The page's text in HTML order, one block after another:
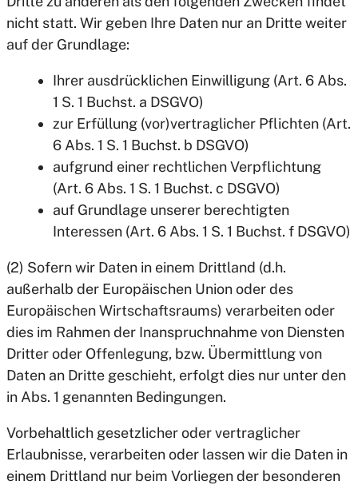
nicht statt. Wir geben Ihre Daten nur an Dritte weiter
auf der Grundlage:
Ihrer ausdrücklichen Einwilligung (Art. 6 Abs.
1 S. 1 Buchst. a DSGVO)
zur Erfüllung (vor)vertraglicher Pflichten (Art.
6 Abs. 1 S. 1 Buchst. b DSGVO)
aufgrund einer rechtlichen Verpflichtung
(Art. 6 Abs. 1 S. 1 Buchst. c DSGVO)
auf Grundlage unserer berechtigten
Interessen (Art. 6 Abs. 1 S. 1 Buchst. f DSGVO)
(2) Sofern wir Daten in einem Drittland (d.h.
außerhalb der Europäischen Union oder des
Europäischen Wirtschaftsraums) verarbeiten oder
dies im Rahmen der Inanspruchnahme von Diensten
Dritter oder Offenlegung, bzw. Übermittlung von
Daten an Dritte geschieht, erfolgt dies nur unter den
in Abs. 1 genannten Bedingungen.
Vorbehaltlich gesetzlicher oder vertraglicher
Erlaubnisse, verarbeiten oder lassen wir die Daten in
einem Drittland nur beim Vorliegen der besonderen